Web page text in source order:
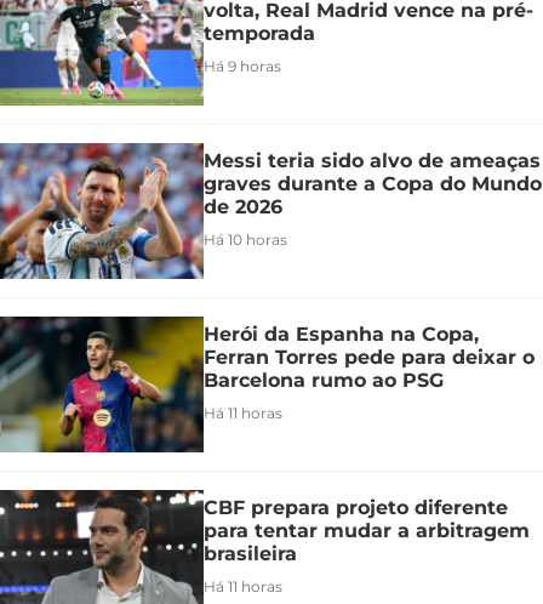
volta, Real Madrid vence na pré-
temporada
Há 9 horas
Messi teria sido alvo de ameaças
graves durante a Copa do Mundo
de 2026
Há 10 horas
Herói da Espanha na Copa,
Ferran Torres pede para deixar o
Barcelona rumo ao PSG
Há 11 horas
CBF prepara projeto diferente
para tentar mudar a arbitragem
brasileira
Há 11 horas